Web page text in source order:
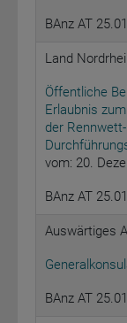
BAnz AT
Land
Öffentliche
Erlaubnis
der
vom: 20.
BAnz AT
Auswärtiges
BAnz AT